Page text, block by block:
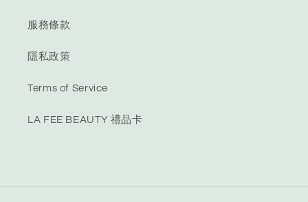
服務條款
隱私政策
Terms of Service
LA FEE BEAUTY 禮品卡